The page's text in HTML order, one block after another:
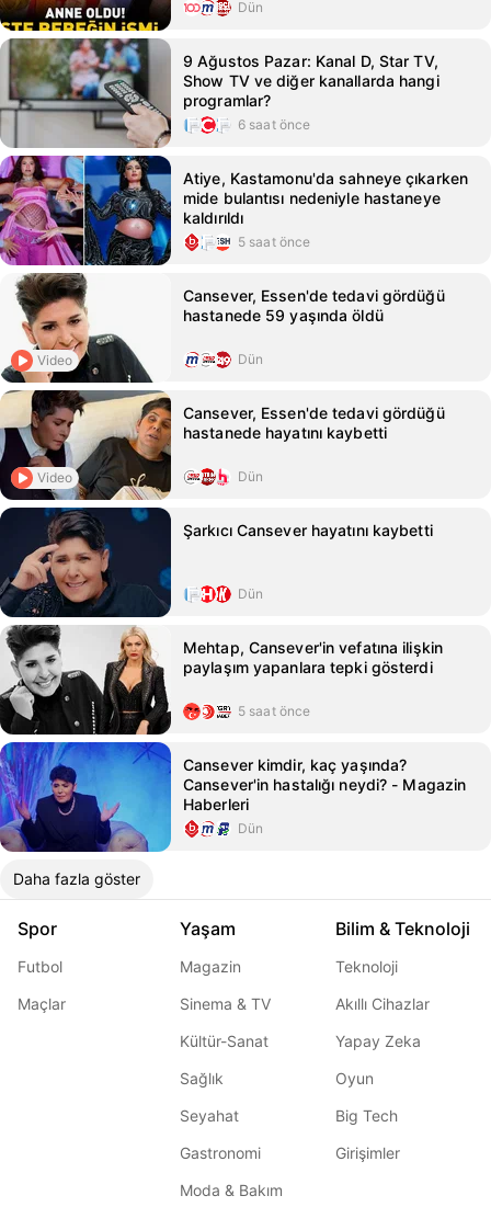
Dün
9 Ağustos Pazar: Kanal D, Star TV,
Show TV ve diğer kanallarda hangi
programlar?
6 saat önce
Atiye, Kastamonu'da sahneye çıkarken
mide bulantısı nedeniyle hastaneye
kaldırıldı
5 saat önce
Video
Cansever, Essen'de tedavi gördüğü
hastanede 59 yaşında öldü
Dün
Video
Cansever, Essen'de tedavi gördüğü
hastanede hayatını kaybetti
Dün
Şarkıcı Cansever hayatını kaybetti
Dün
Mehtap, Cansever'in vefatına ilişkin
paylaşım yapanlara tepki gösterdi
5 saat önce
Cansever kimdir, kaç yaşında?
Cansever'in hastalığı neydi? - Magazin
Haberleri
Dün
Daha fazla göster
Spor
Futbol
Maçlar
Yaşam
Magazin
Sinema & TV
Kültür-Sanat
Sağlık
Seyahat
Gastronomi
Moda & Bakım
Bilim & Teknoloji
Teknoloji
Akıllı Cihazlar
Yapay Zeka
Oyun
Big Tech
Girişimler